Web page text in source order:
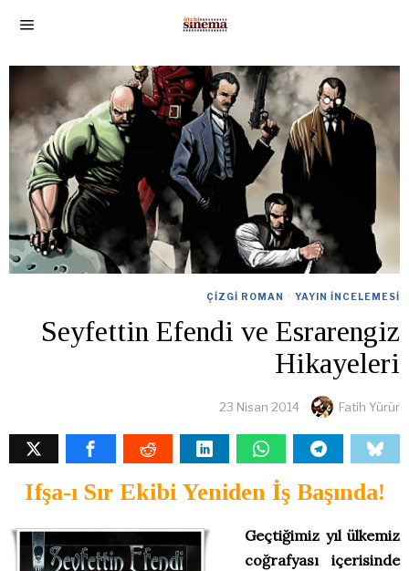
ÇIZGI ROMAN · YAYIN İNCELEMESI
Seyfettin Efendi ve Esrarengiz
Hikayeleri
23 Nisan 2014 Fatih Yürür
Ifşa-ı Sır Ekibi Yeniden İş Başında!
Geçtiğimiz yıl ülkemiz
coğrafyası içerisinde